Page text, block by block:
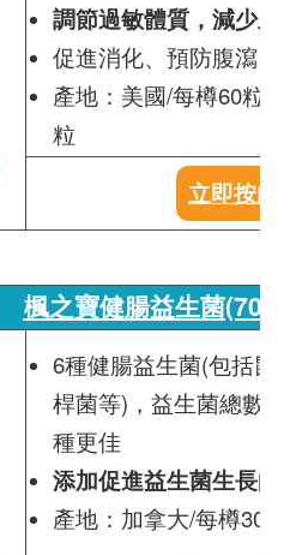
調節過敏體質，減少血
促進消化、預防腹瀉、
產地：美國/每樽60粒
粒
立即按此
楓之寶健腸益生菌(70億)
6種健腸益生菌(包括鼠
桿菌等)，益生菌總數
種更佳
添加促進益生菌生長的
產地：加拿大/每樽30